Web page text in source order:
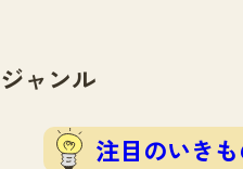
ジャンル
注目のいき